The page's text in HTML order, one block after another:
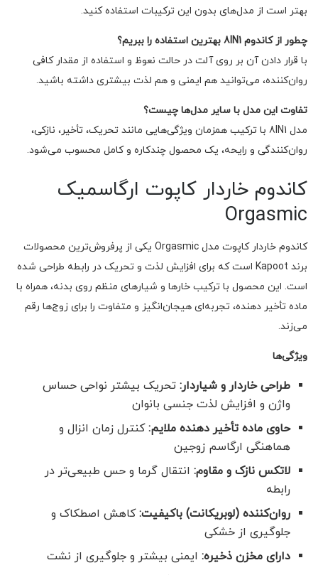
بهتر است از مدل‌های بدون این ترکیبات استفاده کنید.
چطور از کاندوم 8IN1 بهترین استفاده را ببریم؟
با قرار دادن آن بر روی آلت در حالت نعوظ و استفاده از مقدار کافی
روان‌کننده، می‌توانید هم ایمنی و هم لذت بیشتری داشته باشید.
تفاوت این مدل با سایر مدل‌ها چیست؟
مدل 8IN1 با ترکیب همزمان ویژگی‌هایی مانند تحریک، تأخیر، نازکی،
روان‌کنندگی و رایحه، یک محصول چندکاره و کامل محسوب می‌شود.
کاندوم خاردار کاپوت ارگاسمیک
Orgasmic
کاندوم خاردار کاپوت مدل Orgasmic یکی از پرفروش‌ترین محصولات
برند Kapoot است که برای افزایش لذت و تحریک در رابطه طراحی شده
است. این محصول با ترکیب خارها و شیارهای منظم روی بدنه، همراه با
ماده تأخیر دهنده، تجربه‌ای هیجان‌انگیز و متفاوت را برای زوج‌ها رقم
می‌زند.
ویژگی‌ها
طراحی خاردار و شیار‌دار: تحریک بیشتر نواحی حساس
واژن و افزایش لذت جنسی بانوان
حاوی ماده تأخیر دهنده ملایم:کنترل زمان انزال و
هماهنگی ارگاسم زوجین
لاتکس نازک و مقاوم: انتقال گرما و حس طبیعی‌تر در
رابطه
روان‌کننده (لوبریکانت) باکیفیت:کاهش اصطکاک و
جلوگیری از خشکی
دارای مخزن ذخیره: ایمنی بیشتر و جلوگیری از نشت